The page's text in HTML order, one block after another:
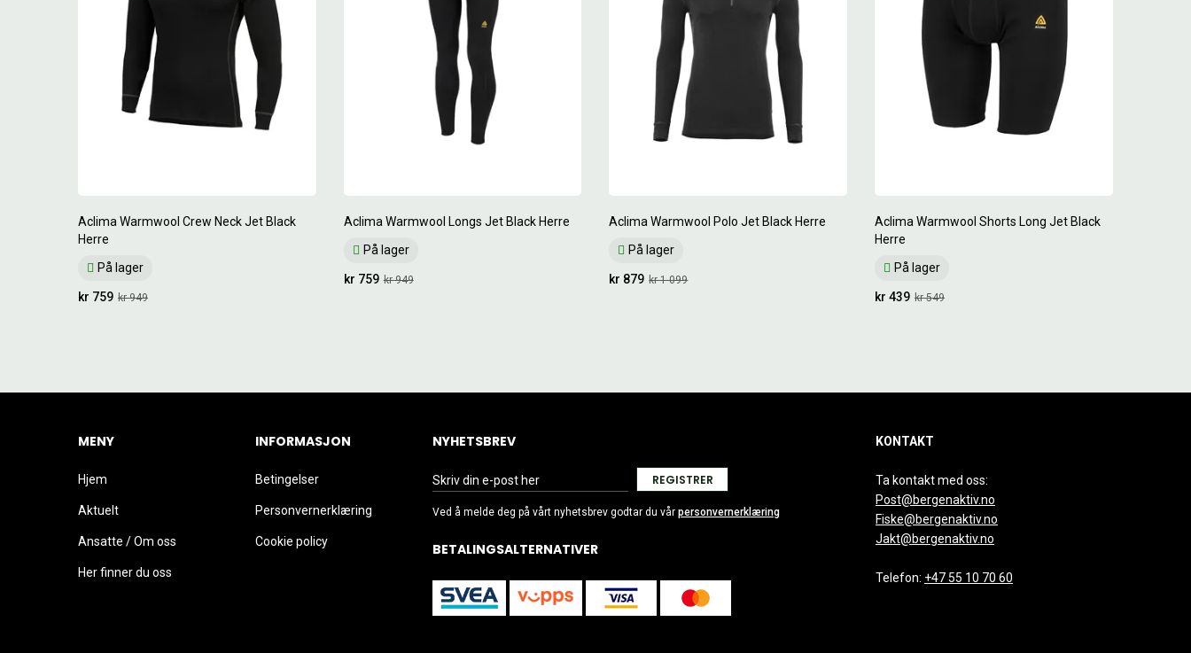
Aclima Warmwool Crew Neck Jet Black
Herre
På lager
kr 949
kr 759
Aclima Warmwool Longs Jet Black Herre
På lager
kr 949
kr 759
Aclima Warmwool Polo Jet Black Herre
På lager
kr 1 099
kr 879
Aclima Warmwool Shorts Long Jet Black
Herre
På lager
kr 549
kr 439
MENY
Hjem
Aktuelt
Ansatte / Om oss
Her finner du oss
INFORMASJON
Betingelser
Personvernerklæring
Cookie policy
NYHETSBREV
REGISTRER
Ved å melde deg på vårt nyhetsbrev godtar du vår personvernerklæring
BETALINGSALTERNATIVER
KONTAKT
Ta kontakt med oss:
Post@bergenaktiv.no
Fiske@bergenaktiv.no
Jakt@bergenaktiv.no
Telefon: +47 55 10 70 60